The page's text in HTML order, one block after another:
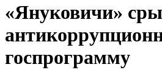
«Януковичи»
госпрограмму